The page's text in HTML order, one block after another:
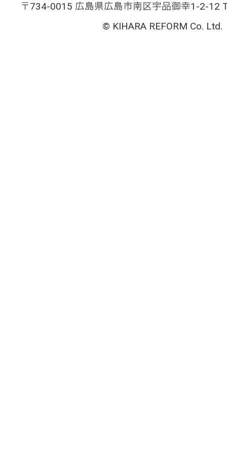
〒734-0015 広島県広島市南区宇品御幸1-2-12
© KIHARA REFORM Co. Ltd.